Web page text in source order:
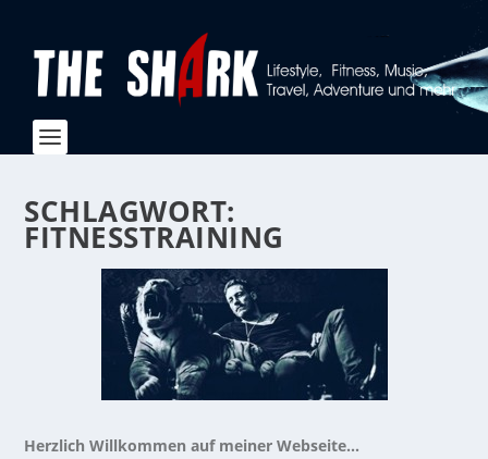
SCHLAGWORT:
FITNESSTRAINING
Herzlich Willkommen auf meiner Webseite...